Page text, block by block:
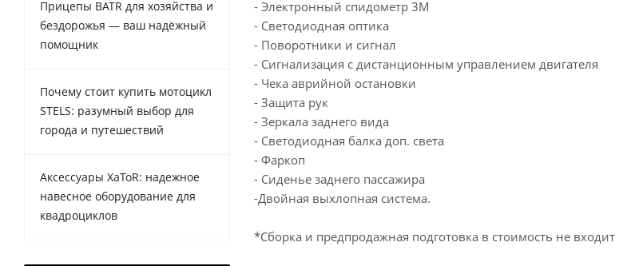
- Электронный спидометр 3М
- Светодиодная оптика
- Поворотники и сигнал
- Сигнализация с дистанционным управлением двигателя
- Чека аврийной остановки
- Защита рук
- Зеркала заднего вида
- Светодиодная балка доп. света
- Фаркоп
- Сиденье заднего пассажира
-Двойная выхлопная система.
*Сборка и предпродажная подготовка в стоимость не входит
Прицепы BATR для хозяйства и
бездорожья — ваш надёжный
помощник
Почему стоит купить мотоцикл
STELS: разумный выбор для
города и путешествий
Аксессуары XaToR: надежное
навесное оборудование для
квадроциклов